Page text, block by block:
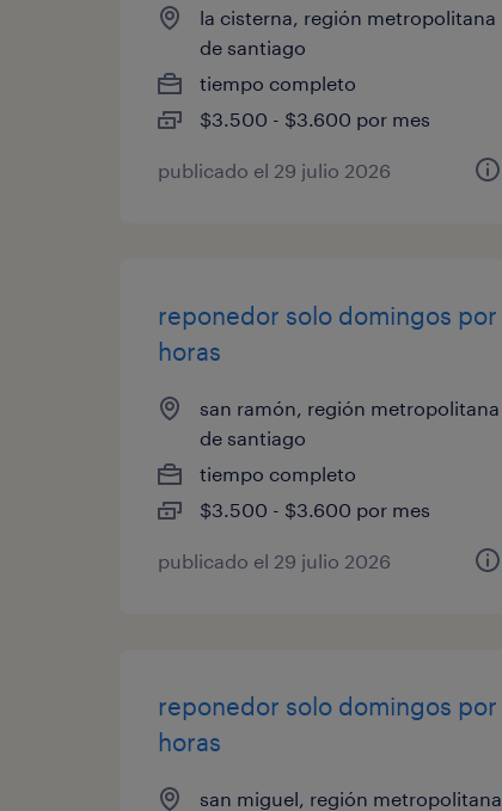
la cisterna, región metropolitana
de santiago
tiempo completo
$3.500 - $3.600 por mes
publicado el 29 julio 2026
reponedor solo domingos por
horas
san ramón, región metropolitana
de santiago
tiempo completo
$3.500 - $3.600 por mes
publicado el 29 julio 2026
reponedor solo domingos por
horas
san miguel, región metropolitana